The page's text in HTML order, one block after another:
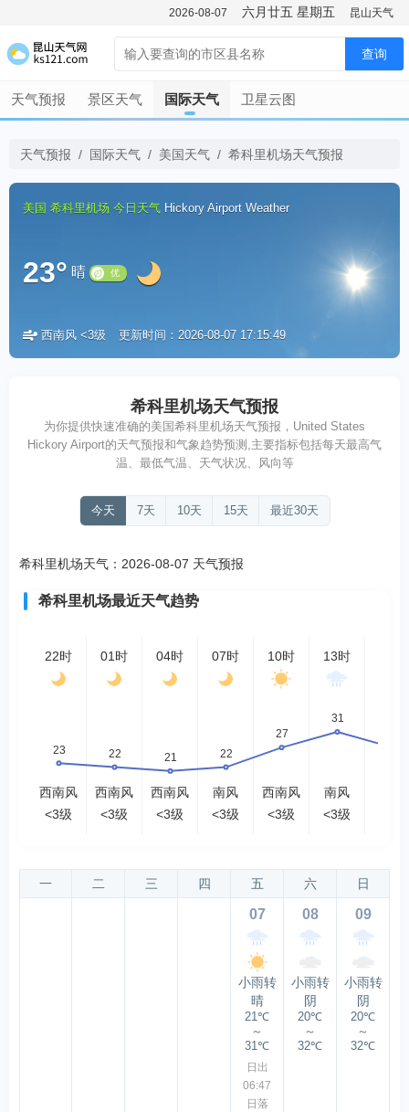
2026-08-07 六月廿五 星期五 昆山天气
查询
天气预报 景区天气 国际天气 卫星云图
天气预报 / 国际天气 / 美国天气 / 希科里机场天气预报
美国 希科里机场 今日天气 Hickory Airport Weather
23° 晴
西南风 <3级 更新时间：2026-08-07 17:15:49
希科里机场天气预报
为你提供快速准确的美国希科里机场天气预报，United States
Hickory Airport的天气预报和气象趋势预测,主要指标包括每天最高气
温、最低气温、天气状况、风向等
今天 7天 10天 15天 最近30天
希科里机场天气：2026-08-07 天气预报
希科里机场最近天气趋势
22时
西南风
<3级
01时
西南风
<3级
04时
西南风
<3级
07时
南风
<3级
10时
西南风
<3级
13时
南风
<3级
一 二 三 四 五 六 日
07
小雨转
晴
21℃
～
31℃
日出
06:47
日落
08
小雨转
阴
20℃
～
32℃
09
小雨转
阴
20℃
～
32℃